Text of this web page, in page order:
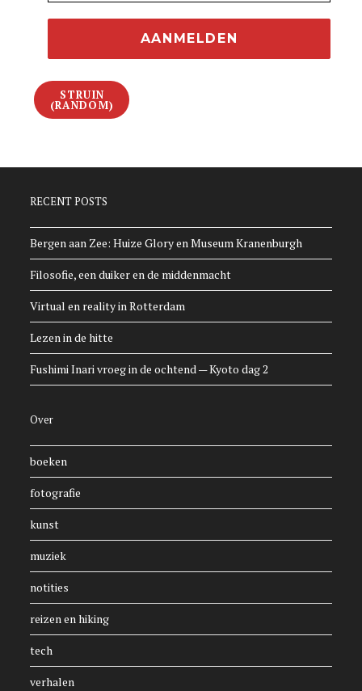
STRUIN
(RANDOM)
RECENT POSTS
Bergen aan Zee: Huize Glory en Museum Kranenburgh
Filosofie, een duiker en de middenmacht
Virtual en reality in Rotterdam
Lezen in de hitte
Fushimi Inari vroeg in de ochtend — Kyoto dag 2
Over
boeken
fotografie
kunst
muziek
notities
reizen en hiking
tech
verhalen